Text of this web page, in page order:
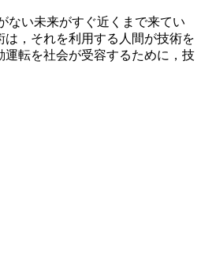
ない未来がすぐ近くまで来てい
，それを利用する人間が技術を
転を社会が受容するために，技